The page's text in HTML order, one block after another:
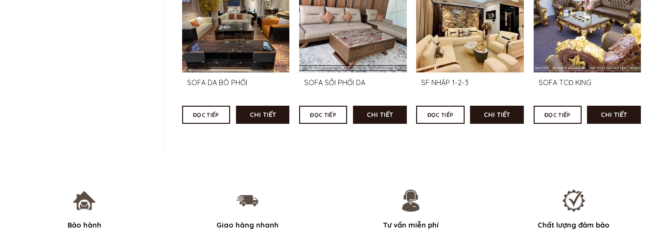
SOFA DA BÒ PHỐI
ĐỌC TIẾP CHI TIẾT
SOFA SỒI PHỐI DA
ĐỌC TIẾP CHI TIẾT
SF NHẬP 1-2-3
ĐỌC TIẾP CHI TIẾT
SOFA TCĐ KING
ĐỌC TIẾP CHI TIẾT
Bảo hành Giao hàng nhanh Tư vấn miễn phí Chất lượng đảm bảo